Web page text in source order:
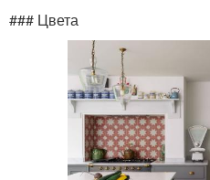
### Цвета